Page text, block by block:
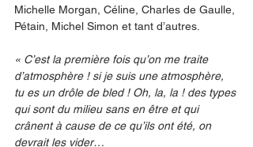
Michelle Morgan, Céline, Charles de Gaulle,
Pétain, Michel Simon et tant d’autres.
« C’est la première fois qu’on me traite
d’atmosphère ! si je suis une atmosphère,
tu es un drôle de bled ! Oh, la, la ! des types
qui sont du milieu sans en être et qui
crânent à cause de ce qu’ils ont été, on
devrait les vider…